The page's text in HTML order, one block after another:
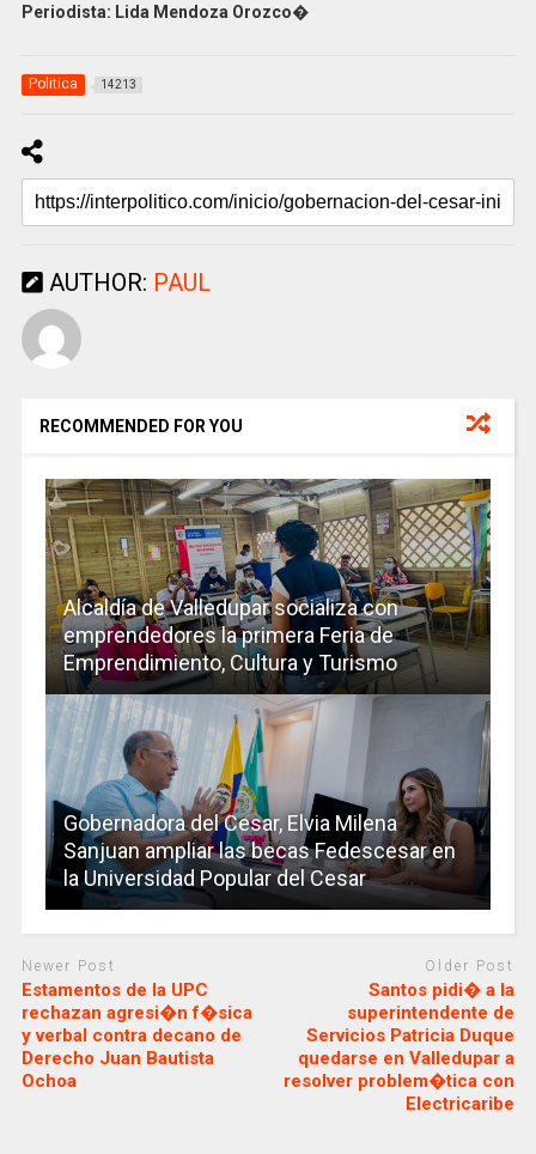
Periodista: Lida Mendoza Orozco�
Politica 14213
AUTHOR: PAUL
RECOMMENDED FOR YOU
Alcaldía de Valledupar socializa con
emprendedores la primera Feria de
Emprendimiento, Cultura y Turismo
Gobernadora del Cesar, Elvia Milena
Sanjuan ampliar las becas Fedescesar en
la Universidad Popular del Cesar
Newer Post
Estamentos de la UPC
rechazan agresi�n f�sica
y verbal contra decano de
Derecho Juan Bautista
Ochoa
Older Post
Santos pidi� a la
superintendente de
Servicios Patricia Duque
quedarse en Valledupar a
resolver problem�tica con
Electricaribe